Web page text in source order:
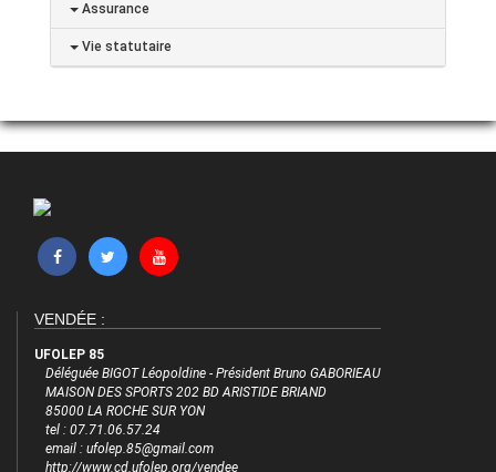
Assurance
Vie statutaire
VENDÉE :
UFOLEP 85
Déléguée BIGOT Léopoldine - Président Bruno GABORIEAU
MAISON DES SPORTS 202 BD ARISTIDE BRIAND
85000 LA ROCHE SUR YON
tel : 07.71.06.57.24
email : ufolep.85@gmail.com
http://www.cd.ufolep.org/vendee